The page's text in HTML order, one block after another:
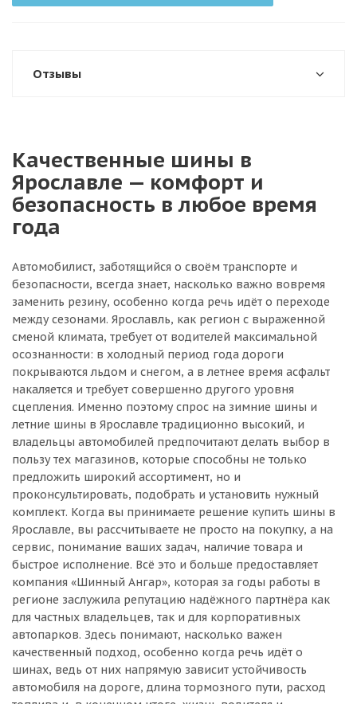
Отзывы
Качественные шины в
Ярославле — комфорт и
безопасность в любое время
года
Автомобилист, заботящийся о своём транспорте и
безопасности, всегда знает, насколько важно вовремя
заменить резину, особенно когда речь идёт о переходе
между сезонами. Ярославль, как регион с выраженной
сменой климата, требует от водителей максимальной
осознанности: в холодный период года дороги
покрываются льдом и снегом, а в летнее время асфальт
накаляется и требует совершенно другого уровня
сцепления. Именно поэтому спрос на зимние шины и
летние шины в Ярославле традиционно высокий, и
владельцы автомобилей предпочитают делать выбор в
пользу тех магазинов, которые способны не только
предложить широкий ассортимент, но и
проконсультировать, подобрать и установить нужный
комплект. Когда вы принимаете решение купить шины в
Ярославле, вы рассчитываете не просто на покупку, а на
сервис, понимание ваших задач, наличие товара и
быстрое исполнение. Всё это и больше предоставляет
компания «Шинный Ангар», которая за годы работы в
регионе заслужила репутацию надёжного партнёра как
для частных владельцев, так и для корпоративных
автопарков. Здесь понимают, насколько важен
качественный подход, особенно когда речь идёт о
шинах, ведь от них напрямую зависит устойчивость
автомобиля на дороге, длина тормозного пути, расход